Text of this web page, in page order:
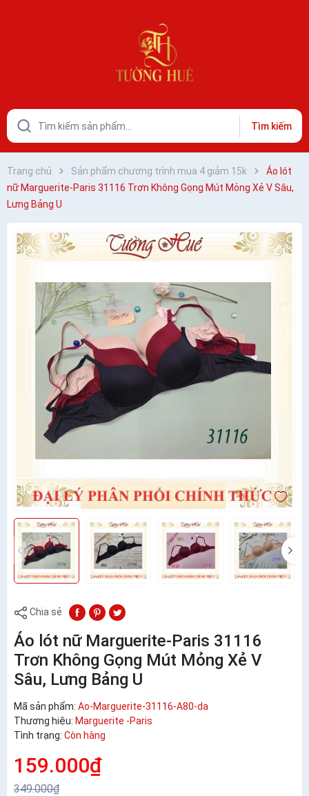
Tìm kiếm
Trang chủ Sản phẩm chương trình mua 4 giảm 15k
Áo lót
nữ Marguerite-Paris 31116 Trơn Không Gọng Mút Mỏng Xẻ V Sâu,
Lưng Bảng U
Chia sẻ
Áo lót nữ Marguerite-Paris 31116
Trơn Không Gọng Mút Mỏng Xẻ V
Sâu, Lưng Bảng U
Mã sản phẩm: Ao-Marguerite-31116-A80-da
Thương hiệu: Marguerite -Paris
Tình trạng: Còn hàng
159.000₫
349.000₫